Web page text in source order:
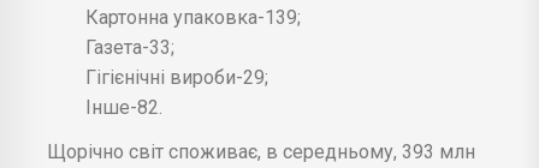
Картонна упаковка-139;
Газета-33;
Гігієнічні вироби-29;
Інше-82.
Щорічно світ споживає, в середньому, 393 млн